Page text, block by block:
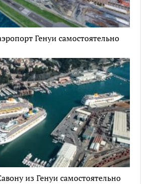
Генуи самостоятельно
из Генуи самостоятельно